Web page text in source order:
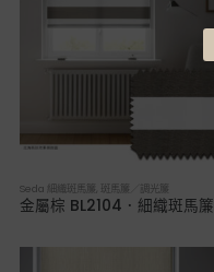
Seda 細織斑馬簾 斑馬簾／調光簾
金屬棕 BL2104．細織斑馬簾